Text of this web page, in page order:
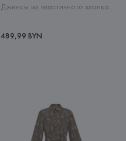
Джинсы из эластичного хлопка
489,99 BYN